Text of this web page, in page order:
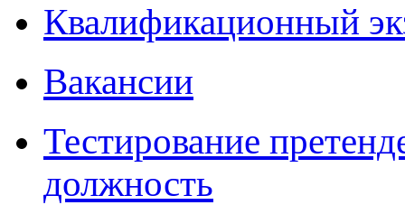
Квалификационный
Вакансии
Тестирование
должность